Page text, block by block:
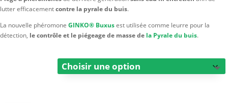
lutter efficacementcontre la pyrale du buis.
La nouvelle phéromone GINKO® Buxusest utilisée comme leurre pour la
détection, le contrôle et le piégeage de masse de la Pyrale du buis.